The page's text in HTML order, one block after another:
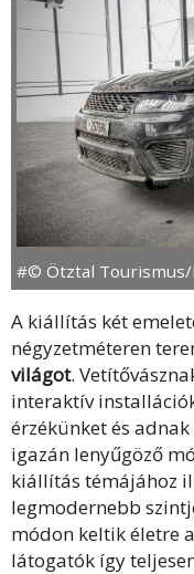
#© Ötztal Tourismus/
A kiállítás két
négyzetméteren
világot.
interaktív
érzékünket és
igazán lenyűgöző
kiállítás témájához
legmodernebb
módon keltik életre
látogatók így